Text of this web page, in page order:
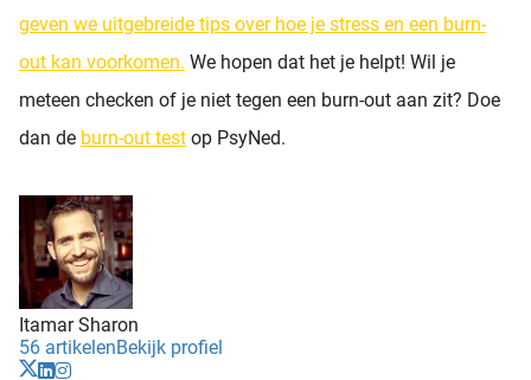
geven we uitgebreide tips over hoe je stress en een burn-
out kan voorkomen. We hopen dat het je helpt! Wil je
meteen checken of je niet tegen een burn-out aan zit? Doe
dan de burn-out test op PsyNed.
Itamar Sharon
56 artikelenBekijk profiel